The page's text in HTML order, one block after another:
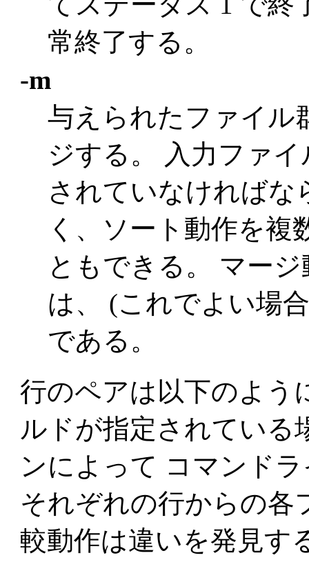
常終了する。
-m
与えられたファイル
ジする。 入力ファ
されていなければな
く、ソート動作を
ともできる。 マー
は、 (これでよい場
である。
行のペアは以下のよう
ルドが指定されている
ンによって コマンド
それぞれの行からの各
較動作は違いを発見す